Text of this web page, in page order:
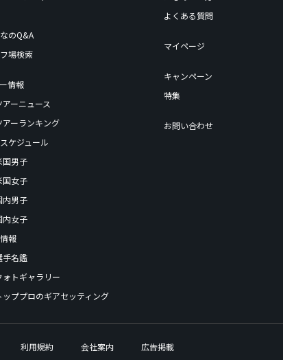
スメです。
のQ&A
場検索
情報
アーニュース
アーランキング
ケジュール
国男子
国女子
内男子
内女子
報
手名鑑
ォトギャラリー
ッププロのギアセッティング
よくある質問
マイページ
キャンペーン
特集
お問い合わせ
利用規約 会社案内 広告掲載